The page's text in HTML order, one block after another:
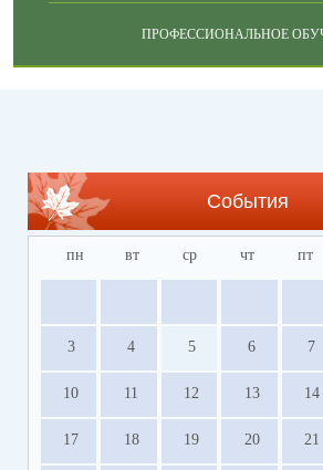
ПРОФЕССИОНАЛЬНОЕ
События
пн вт ср чт пт
3 4 5 6 7
10 11 12 13 14
17 18 19 20 21